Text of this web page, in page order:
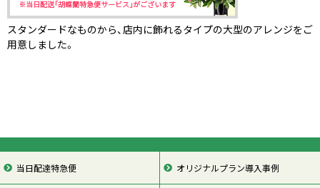
スタンダードなものから、店内に飾れるタイプの大型のアレンジをご
用意しました。
当日配達特急便 オリジナルプラン導入事例